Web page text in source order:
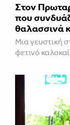
Στον
που
θαλασσινά
Μια γευστική
φετινό